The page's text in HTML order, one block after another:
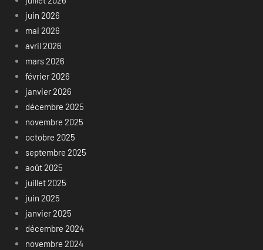
juin 2026
mai 2026
avril 2026
mars 2026
février 2026
janvier 2026
décembre 2025
novembre 2025
octobre 2025
septembre 2025
août 2025
juillet 2025
juin 2025
janvier 2025
décembre 2024
novembre 2024